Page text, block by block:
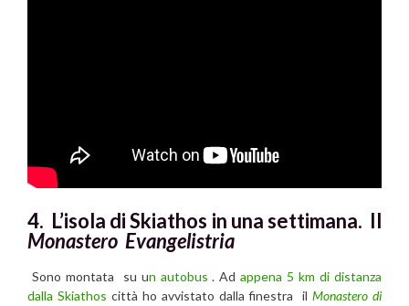
4. L’isola di Skiathos in una settimana. Il
Monastero Evangelistria
Sono montata su un autobus . Adappena 5 km di distanza
dalla Skiathos città ho avvistato dalla finestra ilMonastero di